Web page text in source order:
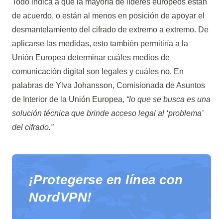
Todo indica a que la mayoría de líderes europeos están
de acuerdo, o están al menos en posición de apoyar el
desmantelamiento del cifrado de extremo a extremo. De
aplicarse las medidas, esto también permitiría a la
Unión Europea determinar cuáles medios de
comunicación digital son legales y cuáles no. En
palabras de Ylva Johansson, Comisionada de Asuntos
de Interior de la Unión Europea, “lo que se busca es una
solución técnica que brinde acceso legal al ‘problema’
del cifrado.”
¡Protegerse en línea con
NordVPN!